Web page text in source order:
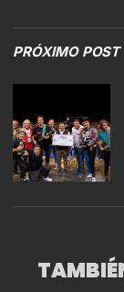
SINFÓNICO X
PRÓXIMO POST